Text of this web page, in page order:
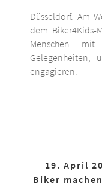
Düsseldorf. Am
dem
Menschen mit
Gelegenheiten,
engagieren.
19. April
Biker